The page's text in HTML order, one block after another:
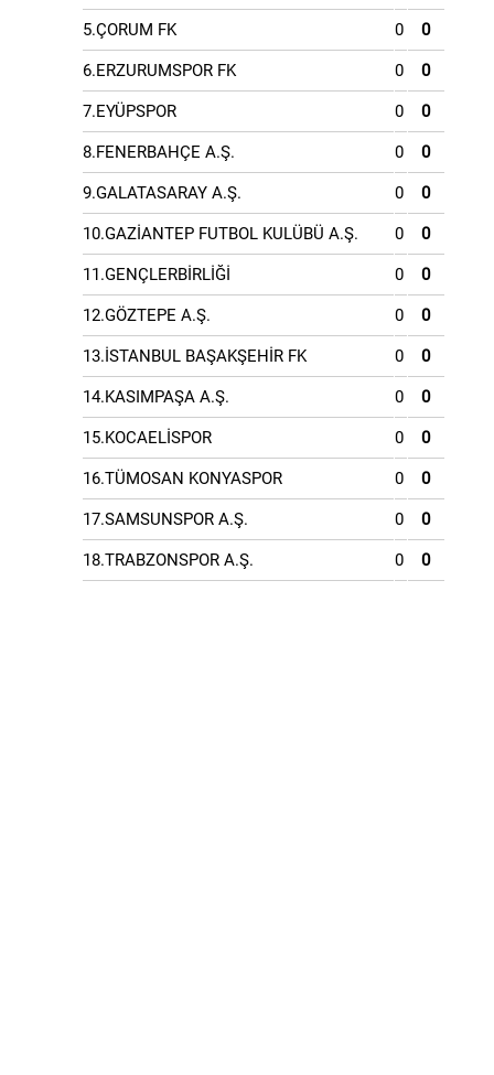
5.ÇORUM FK 0 0
6.ERZURUMSPOR FK 0 0
7.EYÜPSPOR 0 0
8.FENERBAHÇE A.Ş. 0 0
9.GALATASARAY A.Ş. 0 0
10.GAZİANTEP FUTBOL KULÜBÜ A.Ş. 0 0
11.GENÇLERBİRLİĞİ 0 0
12.GÖZTEPE A.Ş. 0 0
13.İSTANBUL BAŞAKŞEHİR FK 0 0
14.KASIMPAŞA A.Ş. 0 0
15.KOCAELİSPOR 0 0
16.TÜMOSAN KONYASPOR 0 0
17.SAMSUNSPOR A.Ş. 0 0
18.TRABZONSPOR A.Ş. 0 0